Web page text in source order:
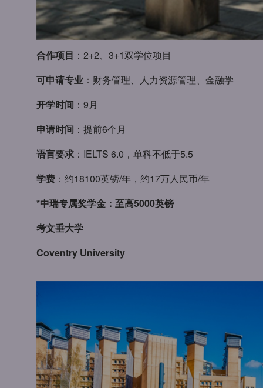
合作项目 ：2+2、3+1双学位项目
可申请专业 ：财务管理、人力资源管理、金融学
开学时间 ：9月
申请时间 ：提前6个月
语言要求 ：IELTS 6.0，单科不低于5.5
学费 ：约18100英镑/年，约17万人民币/年
*中瑞专属奖学金：至高5000英镑
考文垂大学
Coventry University